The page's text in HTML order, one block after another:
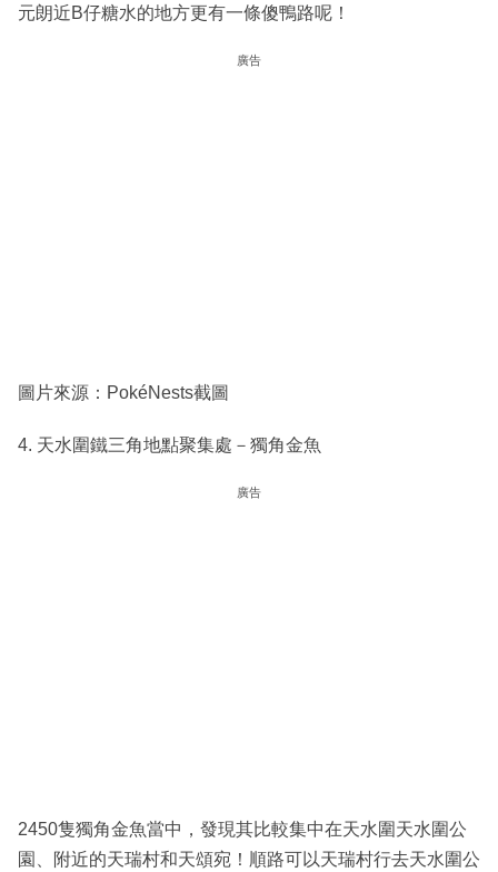
元朗近B仔糖水的地方更有一條傻鴨路呢！
廣告
圖片來源：PokéNests截圖
4. 天水圍鐵三角地點聚集處－獨角金魚
廣告
2450隻獨角金魚當中，發現其比較集中在天水圍天水圍公
園、附近的天瑞村和天頌宛！順路可以天瑞村行去天水圍公